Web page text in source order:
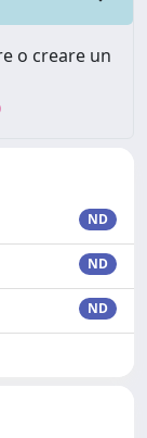
o creare un
ND
ND
ND